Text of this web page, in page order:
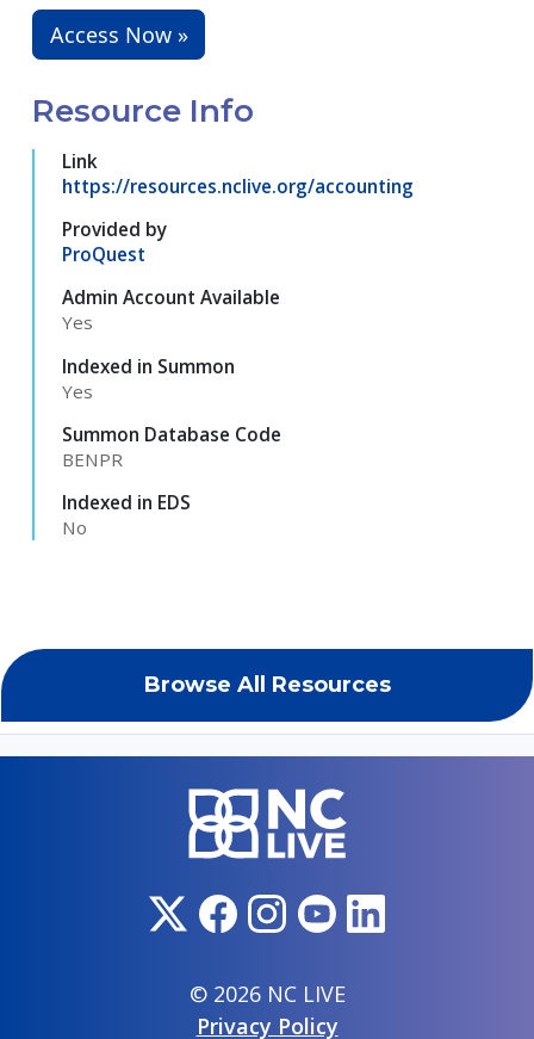
Browse All Resources
Access Now »
Resource Info
Link
https://resources.nclive.org/accounting
Provided by
ProQuest
Admin Account Available
Yes
Indexed in Summon
Yes
Summon Database Code
BENPR
Indexed in EDS
No
© 2026 NC LIVE
Privacy Policy